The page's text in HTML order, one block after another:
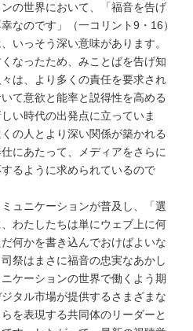
の世界において、「福音を告げ
なのです」（一コリント9・16）
いっそう深い意味があります。
なったため、みことばを告げ知
は、より多くの責任を要求され
て意欲と能率と説得性を高める
い時代の出発点に立っていま
の人とより深い関係が築かれる
にあたって、メディアをさらに
るように求められているので
ュニケーションが普及し、「選
わたしたちは単にウェブ上に何
何かを書き込んでおけばよいな
祭はまさに福音の忠実なあかし
ケーションの世界で働くよう期
タル市場が提供するさまざまな
を表現する共同体のリーダーと